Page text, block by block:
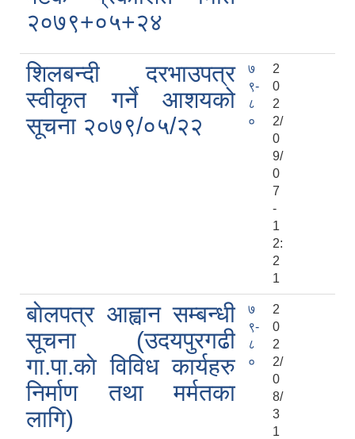
२०७९+०५+२४
शिलबन्दी दरभाउपत्र
स्वीकृत गर्ने आशयको
सूचना २०७९/०५/२२
७
९-
८
०
2
0
2
2/
0
9/
0
7
-
1
2:
2
1
बाेलपत्र आह्वान सम्बन्धी
सूचना (उदयपुरगढी
गा.पा.काे विविध कार्यहरु
निर्माण तथा मर्मतका
लागि)
७
९-
८
०
2
0
2
2/
0
8/
3
1